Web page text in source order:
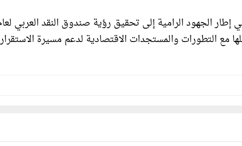
مع التطورات والمستجدات الاقتصادية لدعم مسيرة